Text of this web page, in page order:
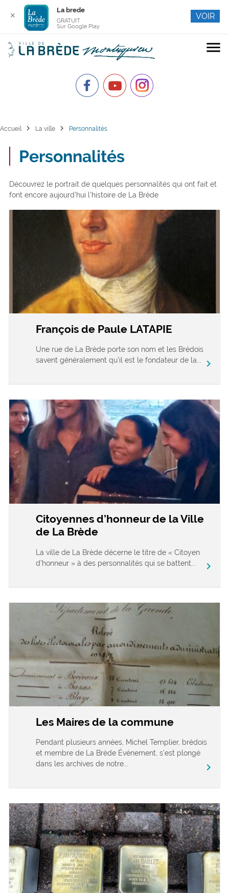
menu
Accueil chevron_right La ville chevron_right Personnalités
Personnalités
Découvrez le portrait de quelques personnalités qui ont fait et
font encore aujourd’hui l’histoire de La Brède
François de Paule LATAPIE
Une rue de La Brède porte son nom et les Brédois
savent généralement qu’il est le fondateur de la...
chevron_right
Citoyennes d’honneur de la Ville
de La Brède
La ville de La Brède décerne le titre de « Citoyen
d’honneur » à des personnalités qui se battent...
chevron_right
Les Maires de la commune
Pendant plusieurs années, Michel Templier, brédois
et membre de La Brède Événement, s’est plongé
dans les archives de notre...
chevron_right
✕
La brede
GRATUIT
Sur Google Play
VOIR